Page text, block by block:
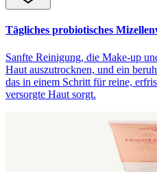
Tägliches probiotisches
Sanfte Reinigung, die Make-up
Haut auszutrocknen, und ein
das in einem Schritt für reine,
versorgte Haut sorgt.